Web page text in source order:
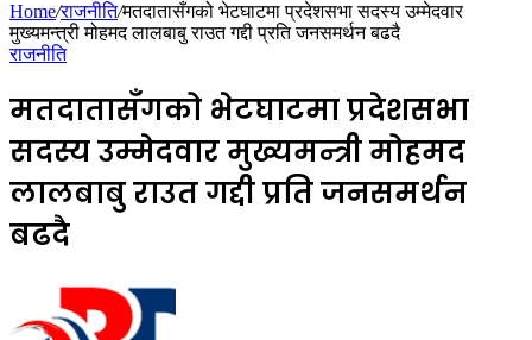
Home/राजनीति/मतदातासँगको भेटघाटमा प्रदेशसभा सदस्य उम्मेदवार
मुख्यमन्त्री मोहमद लालबाबु राउत गद्दी प्रति जनसमर्थन बढदै
राजनीति
मतदातासँगको भेटघाटमा प्रदेशसभा
सदस्य उम्मेदवार मुख्यमन्त्री मोहमद
लालबाबु राउत गद्दी प्रति जनसमर्थन
बढदै